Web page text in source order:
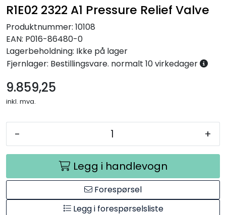
R1E02 2322 A1 Pressure Relief Valve
Produktnummer: 10108
EAN: P016-86480-0
Lagerbeholdning: Ikke på lager
Fjernlager: Bestillingsvare. normalt 10 virkedager
9.859,25
inkl. mva.
- +
Legg i handlevogn
Forespørsel
Legg i forespørselsliste